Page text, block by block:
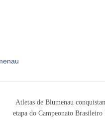
Atletas de Blumenau
etapa do Campeonato